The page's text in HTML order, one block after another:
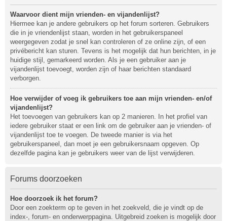
Waarvoor dient mijn vrienden- en vijandenlijst?
Hiermee kan je andere gebruikers op het forum sorteren. Gebruikers
die in je vriendenlijst staan, worden in het gebruikerspaneel
weergegeven zodat je snel kan controleren of ze online zijn, of een
privébericht kan sturen. Tevens is het mogelijk dat hun berichten, in je
huidige stijl, gemarkeerd worden. Als je een gebruiker aan je
vijandenlijst toevoegt, worden zijn of haar berichten standaard
verborgen.
Hoe verwijder of voeg ik gebruikers toe aan mijn vrienden- en/of
vijandenlijst?
Het toevoegen van gebruikers kan op 2 manieren. In het profiel van
iedere gebruiker staat er een link om de gebruiker aan je vrienden- of
vijandenlijst toe te voegen. De tweede manier is via het
gebruikerspaneel, dan moet je een gebruikersnaam opgeven. Op
dezelfde pagina kan je gebruikers weer van de lijst verwijderen.
Forums doorzoeken
Hoe doorzoek ik het forum?
Door een zoekterm op te geven in het zoekveld, die je vindt op de
index-, forum- en onderwerppagina. Uitgebreid zoeken is mogelijk door